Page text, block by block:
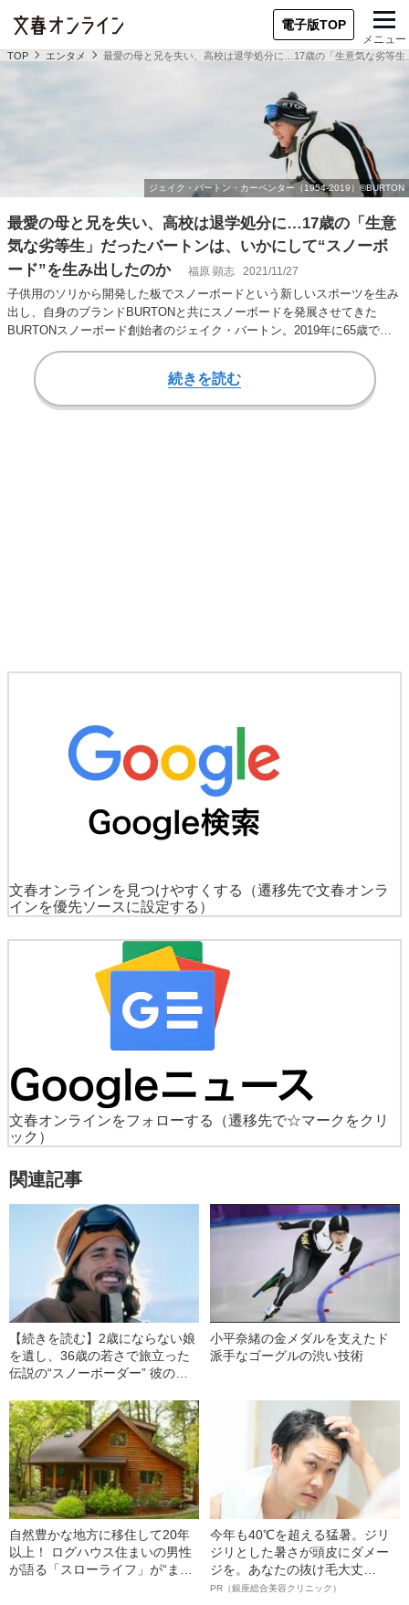
電子版TOP
メニュー
TOP エンタメ 最愛の母と兄を失い、高校は退学処分に…17歳の「生意気な劣等
最愛の母と兄を失い、高校は退学処分に…17歳の「生意
気な劣等生」だったバートンは、いかにして“スノーボ
ード”を生み出したのか
福原 顕志 2021/11/27
子供用のソリから開発した板でスノーボードという新しいスポーツを生み
出し、自身のブランドBURTONと共にスノーボードを発展させてきた
BURTONスノーボード創始者のジェイク・バートン。2019年に65歳で生
涯を閉じ…
続きを読む
文春オンラインを見つけやすくする
（遷移先で文春オンラ
インを優先ソースに設定する）
文春オンラインをフォローする
（遷移先で☆マークをクリ
ック）
関連記事
【続きを読む】2歳にならない娘
を遺し、36歳の若さで旅立った
伝説の“スノーボーダー” 彼の死
小平奈緒の金メダルを支えたド
派手なゴーグルの渋い技術
自然豊かな地方に移住して20年
以上！ ログハウス住まいの男性
が語る「スローライフ」が“まや
今年も40℃を超える猛暑。ジリ
ジリとした暑さが頭皮にダメー
ジを。あなたの抜け毛大丈
夫！？
PR（銀座総合美容クリニック）